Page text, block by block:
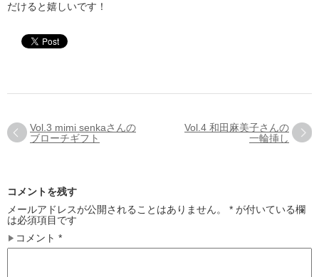
だけると嬉しいです！
Vol.3 mimi senkaさんの
ブローチギフト
Vol.4 和田麻美子さんの
一輪挿し
コメントを残す
メールアドレスが公開されることはありません。
* が付いている欄
は必須項目です
コメント *